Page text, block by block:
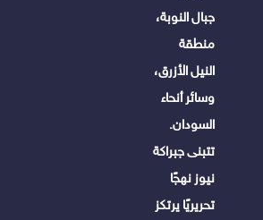
جبال النوبة،
منطقة
النيل الأزرق،
وسائر أنحاء
السودان.
تتبنى جبراكة
نيوز نهجًا
تحريريًا يرتكز